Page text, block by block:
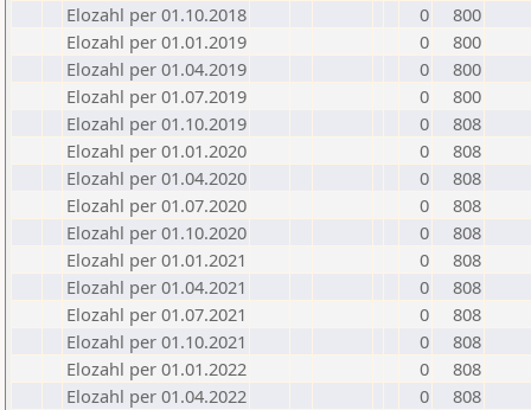
Elozahl per 01.10.2018
0
800
Elozahl per 01.01.2019
0
800
Elozahl per 01.04.2019
0
800
Elozahl per 01.07.2019
0
800
Elozahl per 01.10.2019
0
808
Elozahl per 01.01.2020
0
808
Elozahl per 01.04.2020
0
808
Elozahl per 01.07.2020
0
808
Elozahl per 01.10.2020
0
808
Elozahl per 01.01.2021
0
808
Elozahl per 01.04.2021
0
808
Elozahl per 01.07.2021
0
808
Elozahl per 01.10.2021
0
808
Elozahl per 01.01.2022
0
808
Elozahl per 01.04.2022
0
808